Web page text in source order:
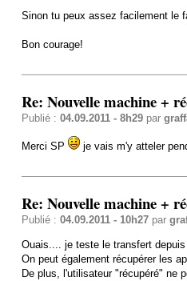
Sinon tu peux assez facilement le
Bon courage!
Re: Nouvelle machine +
Publié : 04.09.2011 - 8h29par
Merci SP je vais m'y atteler
Re: Nouvelle machine +
Publié : 04.09.2011 - 10h27par
Ouais.... je teste le transfert
On peut également récupérer les
De plus, l'utilisateur "récupéré" ne